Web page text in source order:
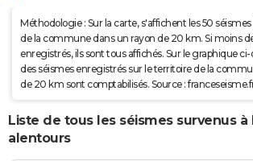
Méthodologie : Sur la carte, s'affichent les 50
de la commune dans un rayon de 20 km. Si moins
enregistrés, ils sont tous affichés. Sur le graphique
des séismes enregistrés sur le territoire de la
de 20 km sont comptabilisés. Source :
Liste de tous les séismes survenus à
alentours